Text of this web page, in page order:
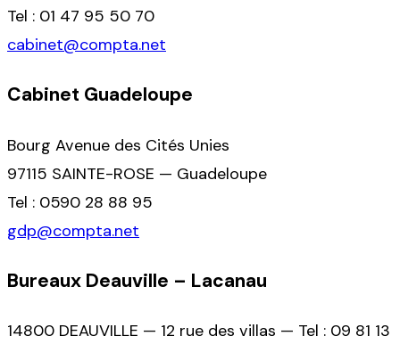
Tel : 01 47 95 50 70
cabinet@compta.net
Cabinet Guadeloupe
Bourg Avenue des Cités Unies
97115 SAINTE-ROSE — Guadeloupe
Tel : 0590 28 88 95
gdp@compta.net
Bureaux Deauville – Lacanau
14800 DEAUVILLE — 12 rue des villas — Tel : 09 81 13